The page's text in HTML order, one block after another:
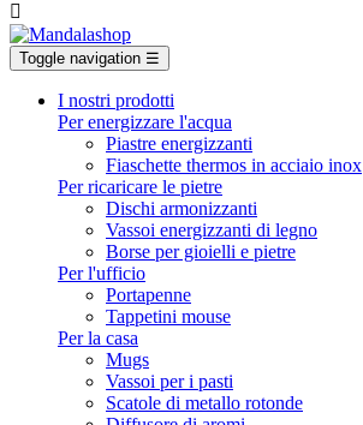

Toggle navigation ☰
I nostri prodotti
Per energizzare l'acqua
Piastre energizzanti
Fiaschette thermos in acciaio inox
Per ricaricare le pietre
Dischi armonizzanti
Vassoi energizzanti di legno
Borse per gioielli e pietre
Per l'ufficio
Portapenne
Tappetini mouse
Per la casa
Mugs
Vassoi per i pasti
Scatole di metallo rotonde